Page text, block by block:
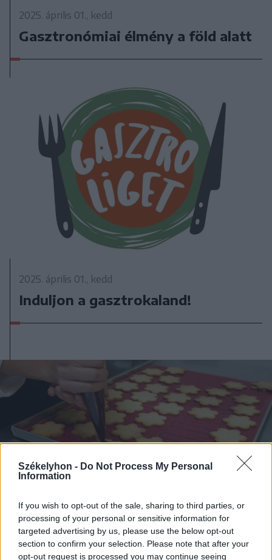
Székelyhon - Do Not Process My Personal
Information
If you wish to opt-out of the sale, sharing to third parties, or
processing of your personal or sensitive information for
targeted advertising by us, please use the below opt-out
section to confirm your selection. Please note that after your
opt-out request is processed you may continue seeing
2025. április 01., kedd
Gasztronómiai élmény a föld alatt
2025. április 01., kedd
Induljon a gasztrokaland!
2024. december 22., vasárnap
Retró ünnepi édességek és